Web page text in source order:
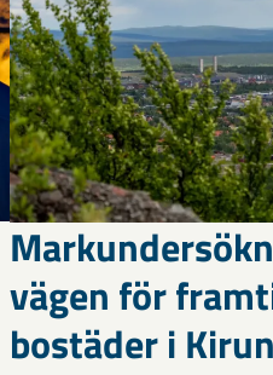
vägen för
bostäder i